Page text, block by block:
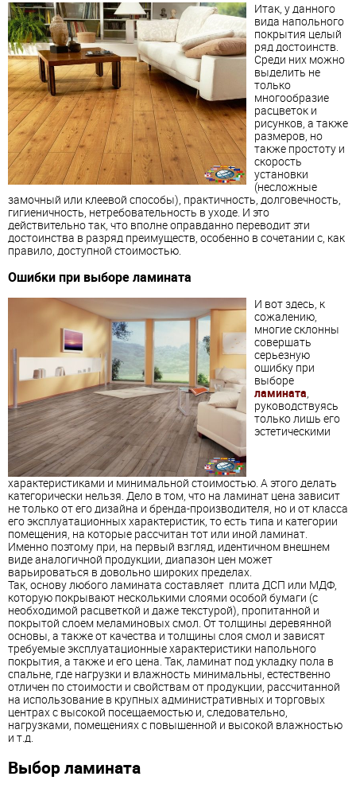
Итак, у данного
вида напольного
покрытия целый
ряд достоинств.
Среди них можно
выделить не
только
многообразие
расцветок и
рисунков, а также
размеров, но
также простоту и
скорость
установки
(несложные
замочный или клеевой способы), практичность, долговечность,
гигиеничность, нетребовательность в уходе. И это
действительно так, что вполне оправданно переводит эти
достоинства в разряд преимуществ, особенно в сочетании с, как
правило, доступной стоимостью.
Ошибки при выбореламината
И вот здесь, к
сожалению,
многие склонны
совершать
серьезную
ошибку при
выборе
ламината,
руководствуясь
только лишь его
эстетическими
характеристиками и минимальной стоимостью. А этого делать
категорически нельзя. Дело в том, что на ламинат цена зависит
не только от его дизайна и бренда-производителя, но и от класса
его эксплуатационных характеристик, то есть типа и категории
помещения, на которые рассчитан тот или иной ламинат.
Именно поэтому при, на первый взгляд, идентичном внешнем
виде аналогичной продукции, диапазон цен может
варьироваться в довольно широких пределах.
Так, основу любоголамината составляет плита ДСП или МДФ,
которую покрывают несколькими слоями особой бумаги (с
необходимой расцветкой и даже текстурой), пропитанной и
покрытой слоем меламиновых смол. От толщины деревянной
основы, а также от качества и толщины слоя смол и зависят
требуемые эксплуатационные характеристики напольного
покрытия, а также и его цена. Так, ламинат под укладку пола в
спальне, где нагрузки и влажность минимальны, естественно
отличен по стоимости и свойствам от продукции, рассчитанной
на использование в крупных административных и торговых
центрах с высокой посещаемостью и, следовательно,
нагрузками, помещениях с повышенной и высокой влажностью
и т.д.
Выборламината